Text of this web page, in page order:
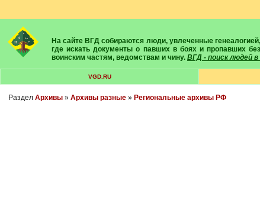
На сайте ВГД собираются люди, увлеченные генеалогией, историей, геральдикой и т.д. Здесь вы найдете собеседников, экспертов, умелых помощников в поисках предков и родственников. Вам подскажут
где искать документы о павших в боях и пропавших
воинским частям, ведомствам и чину. ВГД - поиск людей
VGD.RU
Раздел Архивы» Архивы разные» Региональные архивы РФ